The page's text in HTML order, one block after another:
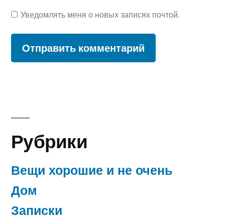
Уведомлять меня о новых записях почтой.
Рубрики
Вещи хорошие и не очень
Дом
Записки